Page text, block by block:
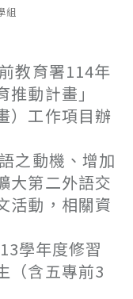
組
教育署114年
動計畫」
）工作項目辦
之動機、增加
大第二外語交
活動，相關資
學年度修習
（含五專前3